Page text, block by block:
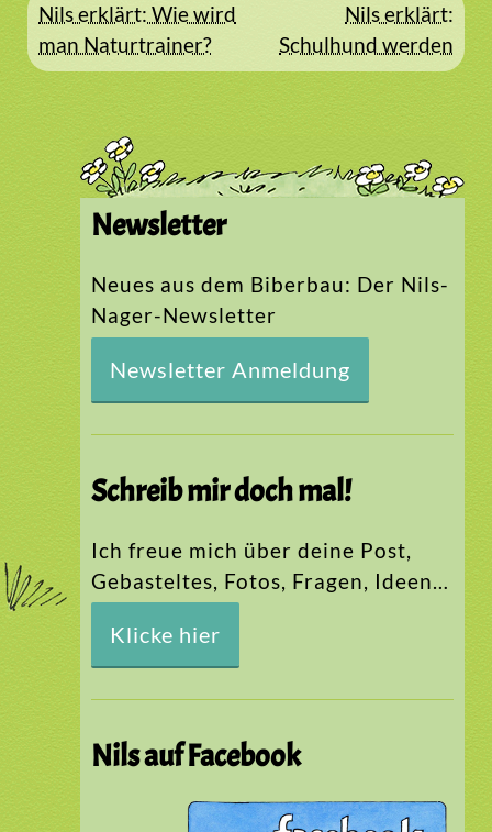
Beitragsnavigation
Nils erklärt: Wie wird
man Naturtrainer?
Nils erklärt:
Schulhund werden
Newsletter
Neues aus dem Biberbau: Der Nils-
Nager-Newsletter
Newsletter Anmeldung
Schreib mir doch mal!
Ich freue mich über deine Post,
Gebasteltes, Fotos, Fragen, Ideen…
Klicke hier
Nils auf Facebook